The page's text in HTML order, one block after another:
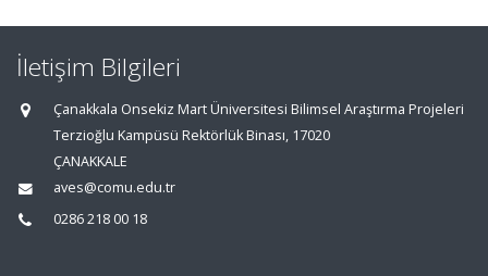
İletişim Bilgileri
Çanakkala Onsekiz Mart Üniversitesi Bilimsel Araştırma Projeleri
Terzioğlu Kampüsü Rektörlük Binası, 17020
ÇANAKKALE
aves@comu.edu.tr
0286 218 00 18